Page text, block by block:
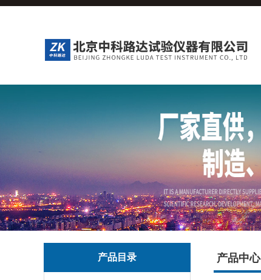
产品目录 产品中心